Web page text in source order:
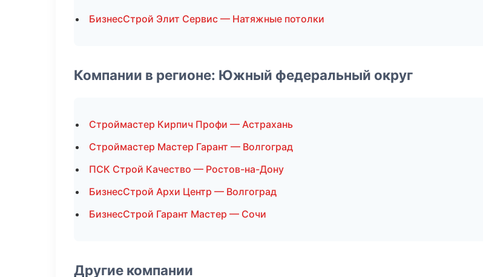
БизнесСтрой Элит Сервис — Натяжные потолки
Компании в регионе: Южный федеральный округ
Строймастер Кирпич Профи — Астрахань
Строймастер Мастер Гарант — Волгоград
ПСК Строй Качество — Ростов-на-Дону
БизнесСтрой Архи Центр — Волгоград
БизнесСтрой Гарант Мастер — Сочи
Другие компании